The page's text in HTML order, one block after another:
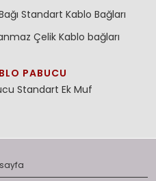
Standart Kablo Bağları
Çelik Kablo bağları
PABUCU
Standart Ek Muf